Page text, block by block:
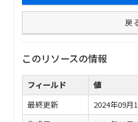
戻
このリソースの情報
フィールド
値
最終更新
2024年09月